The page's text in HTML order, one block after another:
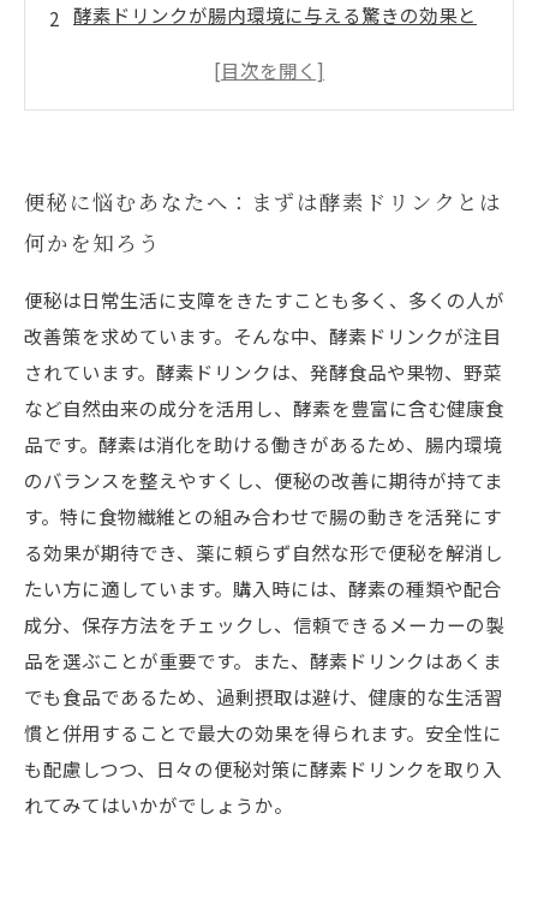
酵素ドリンクが腸内環境に与える驚きの効果と
体に優しい便秘解消法：薬に頼らない酵素ドリ
底解説
自然な便秘改善で毎日快調に！酵素ドリンク体
酵素ドリンクの基本知識と健康へのメリット
便秘解消に効く酵素ドリンクのおすすめランキ
ングと比較
便秘に悩むあなたへ：まずは酵素ドリンクとは
何かを知ろう
便秘は日常生活に支障をきたすことも多く、多くの人が
改善策を求めています。そんな中、酵素ドリンクが注目
されています。酵素ドリンクは、発酵食品や果物、野菜
など自然由来の成分を活用し、酵素を豊富に含む健康食
品です。酵素は消化を助ける働きがあるため、腸内環境
のバランスを整えやすくし、便秘の改善に期待が持てま
す。特に食物繊維との組み合わせで腸の動きを活発にす
る効果が期待でき、薬に頼らず自然な形で便秘を解消し
たい方に適しています。購入時には、酵素の種類や配合
成分、保存方法をチェックし、信頼できるメーカーの製
品を選ぶことが重要です。また、酵素ドリンクはあくま
でも食品であるため、過剰摂取は避け、健康的な生活習
慣と併用することで最大の効果を得られます。安全性に
も配慮しつつ、日々の便秘対策に酵素ドリンクを取り入
れてみてはいかがでしょうか。